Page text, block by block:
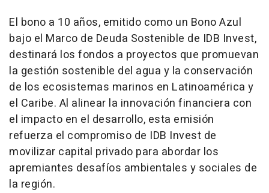
El bono a 10 años, emitido como un Bono Azul
bajo el Marco de Deuda Sostenible de IDB Invest,
destinará los fondos a proyectos que promuevan
la gestión sostenible del agua y la conservación
de los ecosistemas marinos en Latinoamérica y
el Caribe. Al alinear la innovación financiera con
el impacto en el desarrollo, esta emisión
refuerza el compromiso de IDB Invest de
movilizar capital privado para abordar los
apremiantes desafíos ambientales y sociales de
la región.